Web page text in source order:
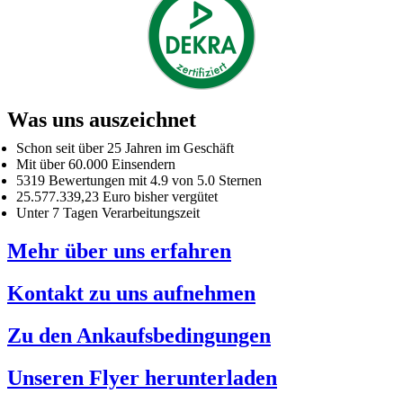
Was uns auszeichnet
Schon seit über 25 Jahren im Geschäft
Mit über 60.000 Einsendern
5319 Bewertungen mit 4.9 von 5.0 Sternen
25.577.339,23 Euro bisher vergütet
Unter 7 Tagen Verarbeitungszeit
Mehr über uns erfahren
Kontakt zu uns aufnehmen
Zu den Ankaufsbedingungen
Unseren Flyer herunterladen